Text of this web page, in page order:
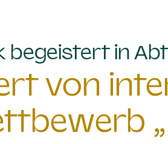
begeistert in
von